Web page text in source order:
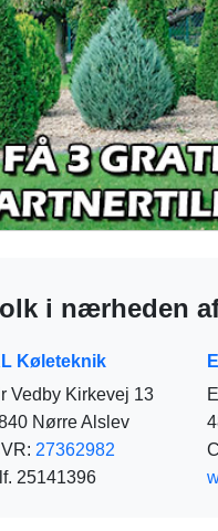
i nærheden
Køleteknik
Vedby Kirkevej 13
Nørre Alslev
27362982
25141396